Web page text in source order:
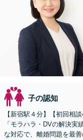
子の認知
【新宿駅４分】【初回相
「モラハラ・DVの解決
な対応で、離婚問題を最